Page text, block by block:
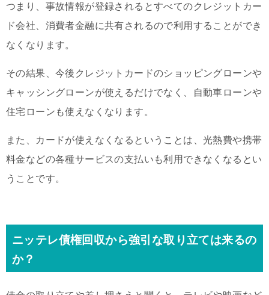
つまり、事故情報が登録されるとすべてのクレジットカー
ド会社、消費者金融に共有されるので利用することができ
なくなります。
その結果、今後クレジットカードのショッピングローンや
キャッシングローンが使えるだけでなく、自動車ローンや
住宅ローンも使えなくなります。
また、カードが使えなくなるということは、光熱費や携帯
料金などの各種サービスの支払いも利用できなくなるとい
うことです。
ニッテレ債権回収から強引な取り立ては来るの
か？